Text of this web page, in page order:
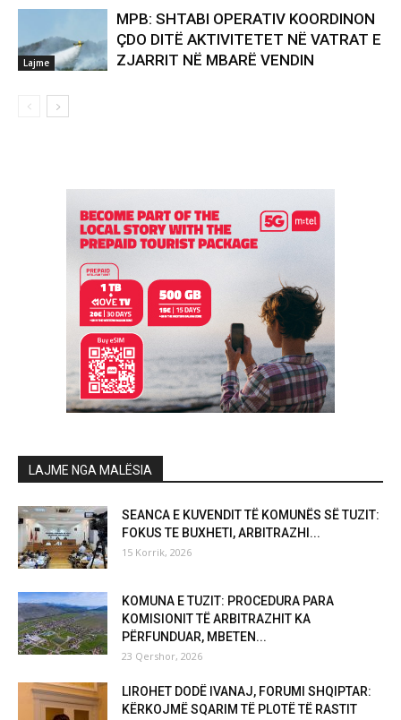
Lajme
MPB: SHTABI OPERATIV KOORDINON
ÇDO DITË AKTIVITETET NË VATRAT E
ZJARRIT NË MBARË VENDIN
LAJME NGA MALËSIA
SEANCA E KUVENDIT TË KOMUNËS SË TUZIT:
FOKUS TE BUXHETI, ARBITRAZHI...
15 Korrik, 2026
KOMUNA E TUZIT: PROCEDURA PARA
KOMISIONIT TË ARBITRAZHIT KA
PËRFUNDUAR, MBETEN...
23 Qershor, 2026
LIROHET DODË IVANAJ, FORUMI SHQIPTAR:
KËRKOJMË SQARIM TË PLOTË TË RASTIT